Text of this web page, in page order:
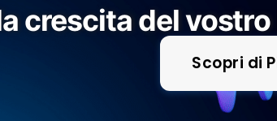
crescita del
Scopri di